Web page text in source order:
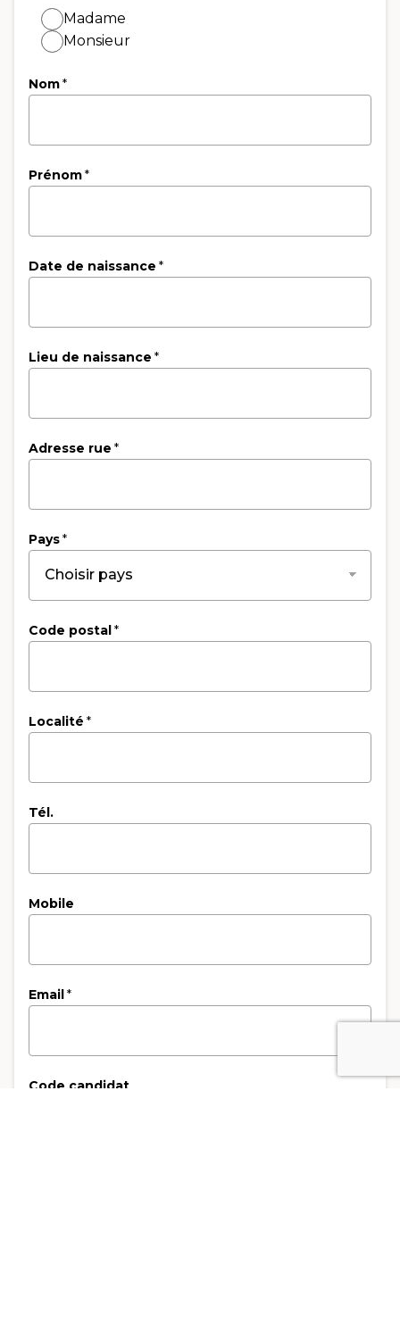
Madame
Monsieur
Nom*
Prénom*
Date de naissance *
Lieu de naissance *
Adresse rue *
Pays*
Code postal*
Localité *
Tél.
Mobile
Email*
Code candidat